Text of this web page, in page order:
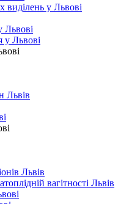
виділень у Львові
Львові
у Львові
Львів
Львів
вагітності Львів